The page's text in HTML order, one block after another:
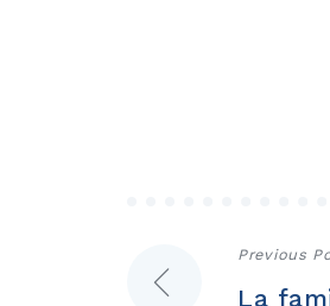
NavigationPrevious
La